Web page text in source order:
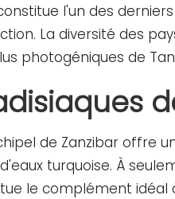
l'un des
La diversité des
photogéniques de
de Zanzibar offre
turquoise. À
le complément idéal